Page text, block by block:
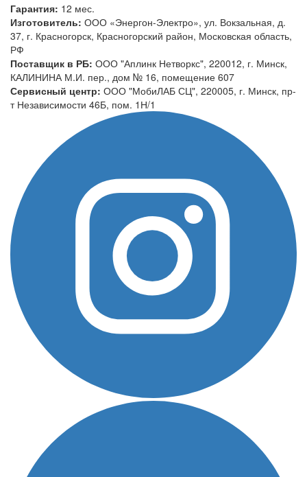
Гарантия: 12 мес.
Изготовитель: ООО «Энергон-Электро», ул. Вокзальная, д.
37, г. Красногорск, Красногорский район, Московская область,
РФ
Поставщик в РБ: ООО "Аплинк Нетворкс", 220012, г. Минск,
КАЛИНИНА М.И. пер., дом № 16, помещение 607
Сервисный центр: ООО "МобиЛАБ СЦ", 220005, г. Минск, пр-
т Независимости 46Б, пом. 1Н/1